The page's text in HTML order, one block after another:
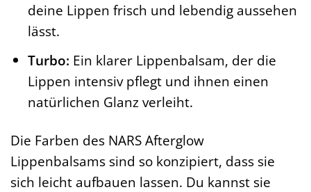
deine Lippen frisch und lebendig aussehen
lässt.
Turbo: Ein klarer Lippenbalsam, der die
Lippen intensiv pflegt und ihnen einen
natürlichen Glanz verleiht.
Die Farben des NARS Afterglow
Lippenbalsams sind so konzipiert, dass sie
sich leicht aufbauen lassen. Du kannst sie